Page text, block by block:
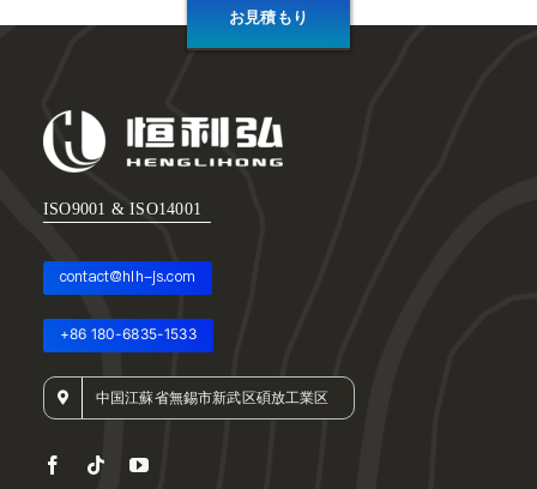
お見積もり
ISO9001 & ISO14001
contact@hlh-js.com
+86 180-6835-1533
中国江蘇省無錫市新武区碩放工業区